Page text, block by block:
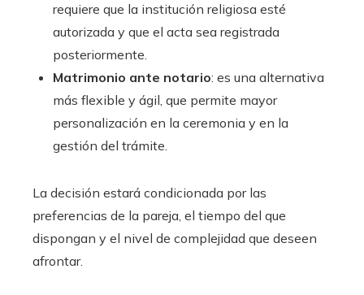
requiere que la institución religiosa esté
autorizada y que el acta sea registrada
posteriormente.
Matrimonio ante notario: es una alternativa
más flexible y ágil, que permite mayor
personalización en la ceremonia y en la
gestión del trámite.
La decisión estará condicionada por las
preferencias de la pareja, el tiempo del que
dispongan y el nivel de complejidad que deseen
afrontar.